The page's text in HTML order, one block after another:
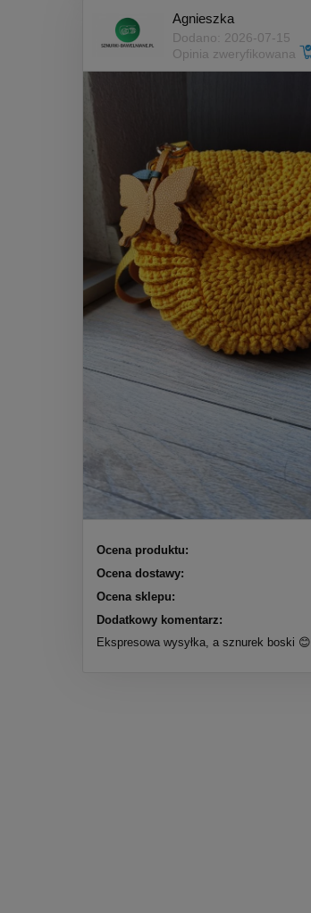
Agnieszka
Dodano: 2026-07-15
Opinia zweryfikowana
Ocena produktu:
Ocena dostawy:
Ocena sklepu:
Dodatkowy komentarz:
Ekspresowa wysyłka, a sznurek boski 😊